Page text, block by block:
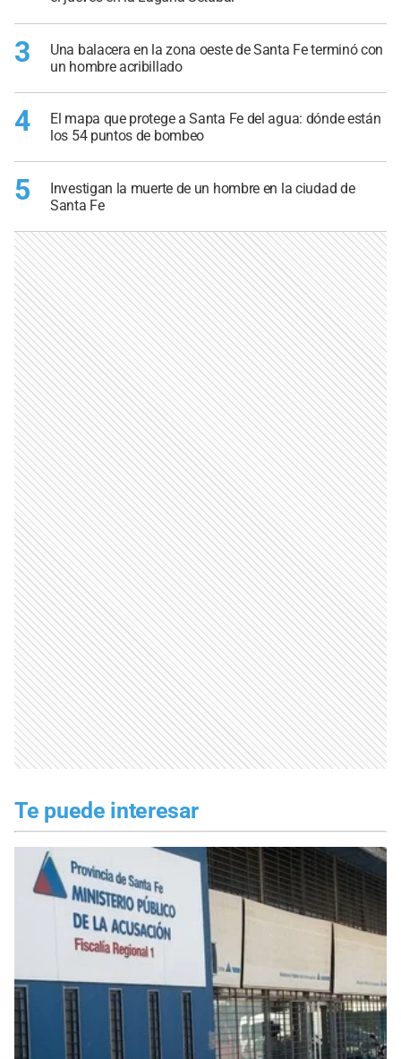
3
Una balacera en la zona oeste de Santa Fe terminó con
un hombre acribillado
4
El mapa que protege a Santa Fe del agua: dónde están
los 54 puntos de bombeo
5
Investigan la muerte de un hombre en la ciudad de
Santa Fe
Te puede interesar